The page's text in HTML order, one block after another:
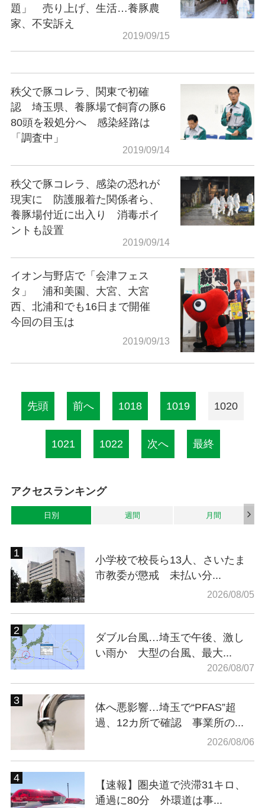
題」 売り上げ、生活…養豚農
家、不安訴え
2019/09/15
秩父で豚コレラ、関東で初確
認 埼玉県、養豚場で飼育の豚6
80頭を殺処分へ 感染経路は
「調査中」
2019/09/14
秩父で豚コレラ、感染の恐れが
現実に 防護服着た関係者ら、
養豚場付近に出入り 消毒ポイ
ントも設置
2019/09/14
イオン与野店で「会津フェス
タ」 浦和美園、大宮、大宮
西、北浦和でも16日まで開催
今回の目玉は
2019/09/13
先頭 前へ 1018 1019 1020
1021 1022 次へ 最終
アクセスランキング
日別 週間 月間
小学校で校長ら13人、さいたま
市教委が懲戒 未払い分...
2026/08/05
ダブル台風…埼玉で午後、激し
い雨か 大型の台風、最大...
2026/08/07
体へ悪影響…埼玉で“PFAS”超
過、12カ所で確認 事業所の...
2026/08/06
【速報】圏央道で渋滞31キロ、
通過に80分 外環道は事...